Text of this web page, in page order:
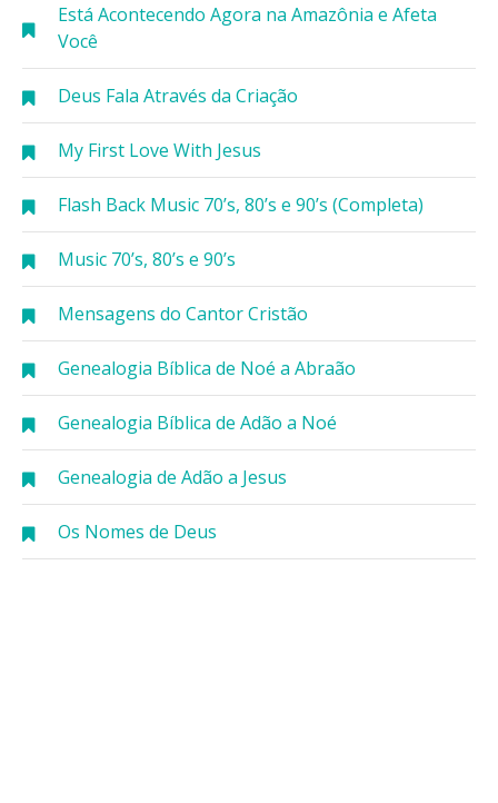
Está Acontecendo Agora na Amazônia e Afeta
Você
Deus Fala Através da Criação
My First Love With Jesus
Flash Back Music 70’s, 80’s e 90’s (Completa)
Music 70’s, 80’s e 90’s
Mensagens do Cantor Cristão
Genealogia Bíblica de Noé a Abraão
Genealogia Bíblica de Adão a Noé
Genealogia de Adão a Jesus
Os Nomes de Deus